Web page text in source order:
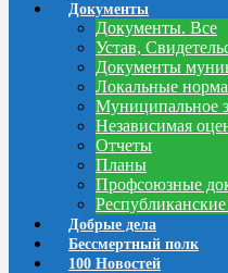
Документы
Документы. Все
Устав,
Документы
Локальные
Муниципальное
Независимая
Отчеты
Планы
Профсоюзные
Добрые дела
Бессмертный полк
100 Новостей